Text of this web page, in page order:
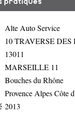
Alte Auto Service
10 TRAVERSE DES
13011
MARSEILLE 11
Bouches du Rhône
Provence Alpes Côte
2013